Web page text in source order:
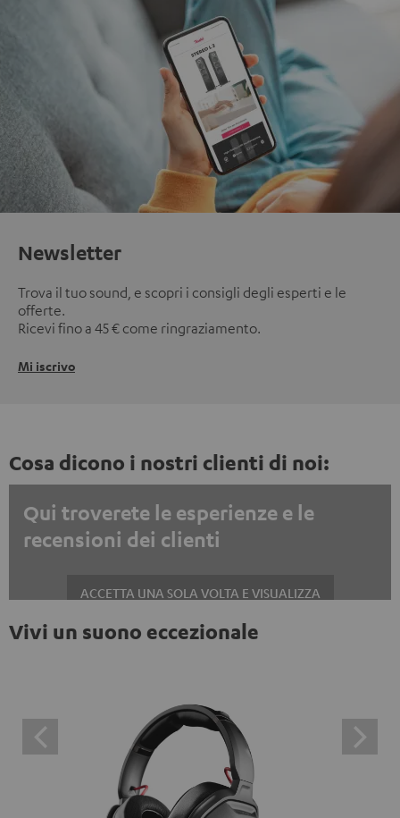
Newsletter
Trova il tuo sound, e scopri i consigli degli esperti e le
offerte.
Ricevi fino a 45 € come ringraziamento.
Mi iscrivo
Cosa dicono i nostri clienti di noi:
Qui troverete le esperienze e le
recensioni dei clienti
ACCETTA UNA SOLA VOLTA E VISUALIZZA
Mostrare sempre i contenuti esterni? Attivalo nelle impostazioni privacy
semplice clic. Facendo clic sul contenuto, l'utente
acconsente alla visualizzazione del contenuto esterno.
Ciò significa che i dati personali possono essere
trasmessi a piattaforme di terzi. Per maggiori
informazioni al riguardo, consultare la nostra informativa
Vivi un suono eccezionale